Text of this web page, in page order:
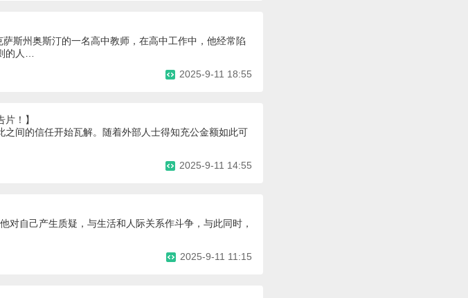
萨斯州奥斯汀的一名高中教师，在高中工作中，他经常陷
的人…
2025-9-11 18:55
！】
间的信任开始瓦解。随着外部人士得知充公金额如此可
2025-9-11 14:55
对自己产生质疑，与生活和人际关系作斗争，与此同时，
2025-9-11 11:15